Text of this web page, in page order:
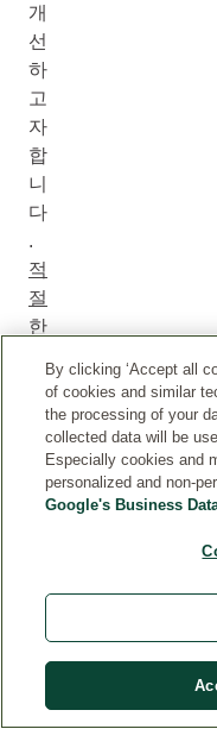
개
선
하
고
자
합
니
다
.
적
절
한
를
취
하
면
가
토
By clicking ‘Accept all
of cookies and similar
the processing of your
collected data will be
Especially cookies and
personalized and non-
Google's Business